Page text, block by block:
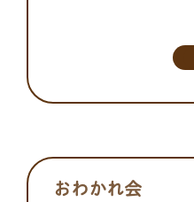
おわかれ会